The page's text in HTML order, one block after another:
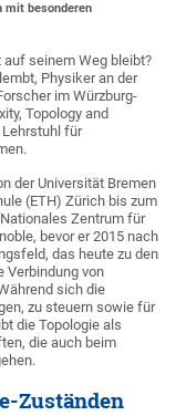
mit besonderen
seinem Weg bleibt?
Physiker an der
im Würzburg-
Topology and
Lehrstuhl für
der Universität Bremen
(ETH) Zürich bis zum
Zentrum für
bevor er 2015 nach
das heute zu den
Verbindung von
sich die
zu steuern sowie für
die Topologie als
die auch beim
Zuständen